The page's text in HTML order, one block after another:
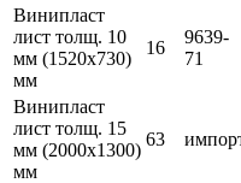
Винипласт
лист толщ. 10
мм (1520х730)
мм
16
9639-
71
Винипласт
лист толщ. 15
мм (2000х1300)
мм
63